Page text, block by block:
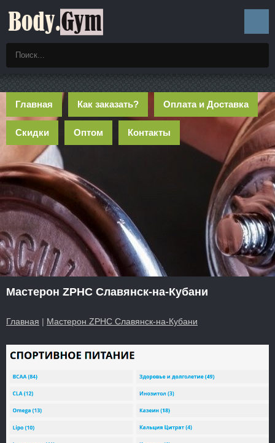
Главная Как заказать? Оплата и Доставка
Скидки Оптом Контакты
Мастерон ZPHC Славянск-на-Кубани
Главная | Мастерон ZPHC Славянск-на-Кубани